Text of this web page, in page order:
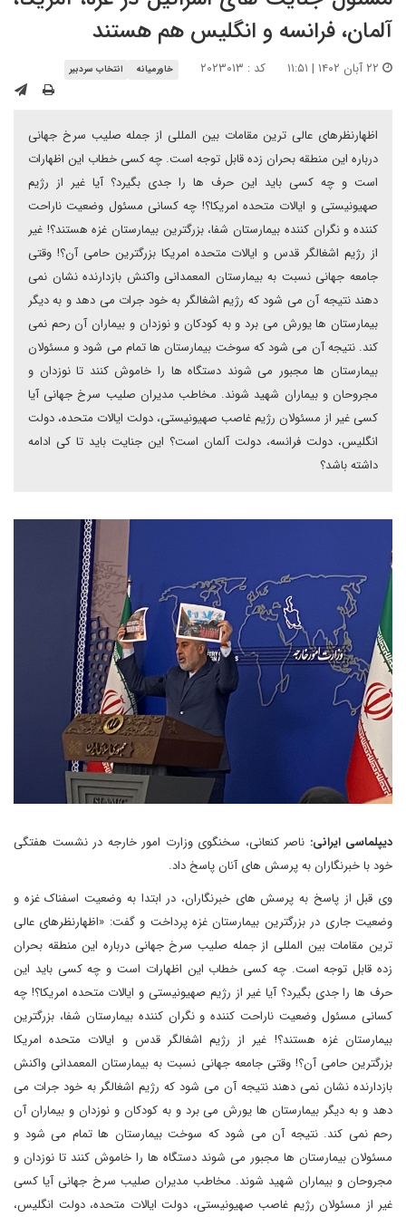
آلمان، فرانسه و انگلیس هم هستند
کد : ۲۰۲۳۰۱۳ خاورمیانه انتخاب سردبیر
اظهارنظرهای عالی ترین مقامات بین المللی از جمله صلیب سرخ جهانی
درباره این منطقه بحران زده قابل توجه است. چه کسی خطاب این اظهارات
است و چه کسی باید این حرف ها را جدی بگیرد؟ آیا غیر از رژیم
صهیونیستی و ایالات متحده امریکا؟! چه کسانی مسئول وضعیت ناراحت
کننده و نگران کننده بیمارستان شفا، بزرگترین بیمارستان غزه هستند؟! غیر
از رژیم اشغالگر قدس و ایالات متحده امریکا بزرگترین حامی آن؟! وقتی
جامعه جهانی نسبت به بیمارستان المعمدانی واکنش بازدارنده نشان نمی
دهند نتیجه آن می شود که رژیم اشغالگر به خود جرات می دهد و به دیگر
بیمارستان ها یورش می برد و به کودکان و نوزدان و بیماران آن رحم نمی
کند. نتیجه آن می شود که سوخت بیمارستان ها تمام می شود و مسئولان
بیمارستان ها مجبور می شوند دستگاه ها را خاموش کنند تا نوزدان و
مجروحان و بیماران شهید شوند. مخاطب مدیران صلیب سرخ جهانی آیا
کسی غیر از مسئولان رژیم غاصب صهیونیستی، دولت ایالات متحده، دولت
انگلیس، دولت فرانسه، دولت آلمان است؟ این جنایت باید تا کی ادامه
داشته باشد؟
دیپلماسی ایرانی: ناصر کنعانی، سخنگوی وزارت امور خارجه در نشست هفتگی
خود با خبرنگاران به پرسش های آنان پاسخ داد.
وی قبل از پاسخ به پرسش های خبرنگاران، در ابتدا به وضعیت اسفناک غزه و
وضعیت جاری در بزرگترین بیمارستان غزه پرداخت و گفت: «اظهارنظرهای عالی
ترین مقامات بین المللی از جمله صلیب سرخ جهانی درباره این منطقه بحران
زده قابل توجه است. چه کسی خطاب این اظهارات است و چه کسی باید این
حرف ها را جدی بگیرد؟ آیا غیر از رژیم صهیونیستی و ایالات متحده امریکا؟! چه
کسانی مسئول وضعیت ناراحت کننده و نگران کننده بیمارستان شفا، بزرگترین
بیمارستان غزه هستند؟! غیر از رژیم اشغالگر قدس و ایالات متحده امریکا
بزرگترین حامی آن؟! وقتی جامعه جهانی نسبت به بیمارستان المعمدانی واکنش
بازدارنده نشان نمی دهند نتیجه آن می شود که رژیم اشغالگر به خود جرات می
دهد و به دیگر بیمارستان ها یورش می برد و به کودکان و نوزدان و بیماران آن
رحم نمی کند. نتیجه آن می شود که سوخت بیمارستان ها تمام می شود و
مسئولان بیمارستان ها مجبور می شوند دستگاه ها را خاموش کنند تا نوزدان و
مجروحان و بیماران شهید شوند. مخاطب مدیران صلیب سرخ جهانی آیا کسی
غیر از مسئولان رژیم غاصب صهیونیستی، دولت ایالات متحده، دولت انگلیس،